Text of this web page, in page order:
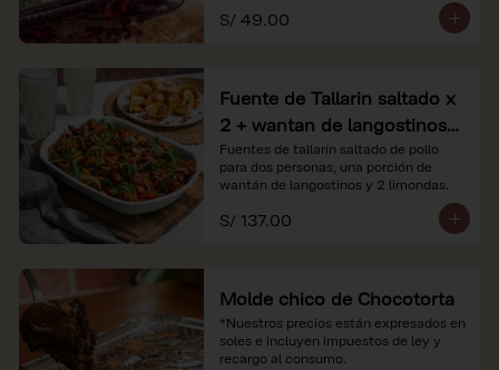
*Nuestros precios están expresados en
soles e incluyen impuestos de ley y
S/ 49.00
Fuente de Tallarin saltado x
2 + wantan de langostinos +
2 limonadas
Fuentes de tallarín saltado de pollo
para dos personas, una porción de
wantán de langostinos y 2 limondas.
S/ 137.00
Molde chico de Chocotorta
*Nuestros precios están expresados en
soles e incluyen impuestos de ley y
recargo al consumo.